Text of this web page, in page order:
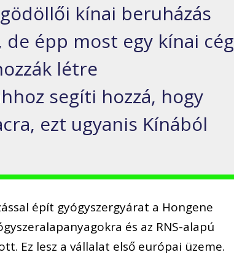
kínai beruházás
épp most egy kínai cég
létre
segíti hozzá, hogy
ezt ugyanis Kínából
épít gyógyszergyárat a Hongene
és az RNS-alapú
Ez lesz a vállalat első európai üzeme.